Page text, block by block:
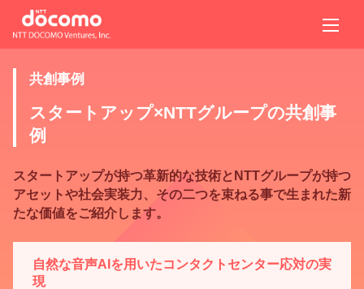
共創事例
スタートアップ×NTTグループの共創事
例
スタートアップが持つ革新的な技術とNTTグループが持つ
アセットや社会実装力、その二つを束ねる事で生まれた新
たな価値をご紹介します。
自然な音声AIを用いたコンタクトセンター応対の実
現